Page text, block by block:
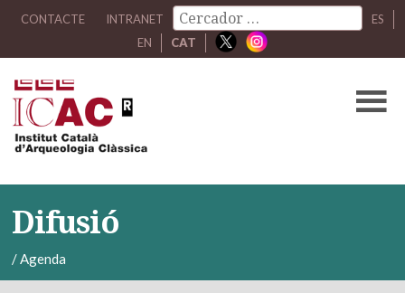
CONTACTE INTRANET
ES
EN
CAT
Difusió
/Agenda